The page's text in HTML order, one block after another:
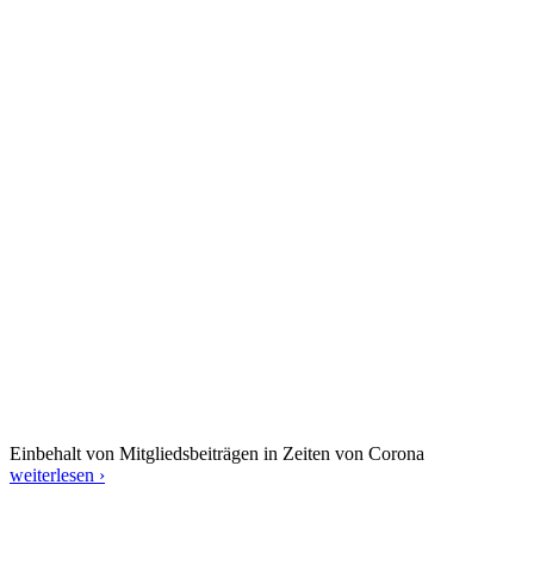
Einbehalt von Mitgliedsbeiträgen in Zeiten von Corona
weiterlesen ›